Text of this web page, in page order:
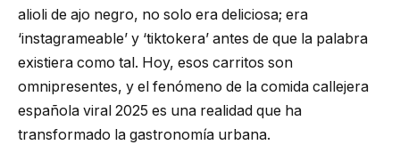
alioli de ajo negro, no solo era deliciosa; era
‘instagrameable’ y ‘tiktokera’ antes de que la palabra
existiera como tal. Hoy, esos carritos son
omnipresentes, y el fenómeno de la comida callejera
española viral 2025 es una realidad que ha
transformado la gastronomía urbana.